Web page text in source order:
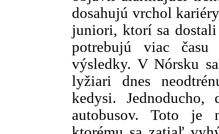
dosahujú vrchol
juniori, ktorí sa dostali
potrebujú viac
výsledky. V Nórsku
lyžiari dnes
kedysi.
autobusov. Toto je